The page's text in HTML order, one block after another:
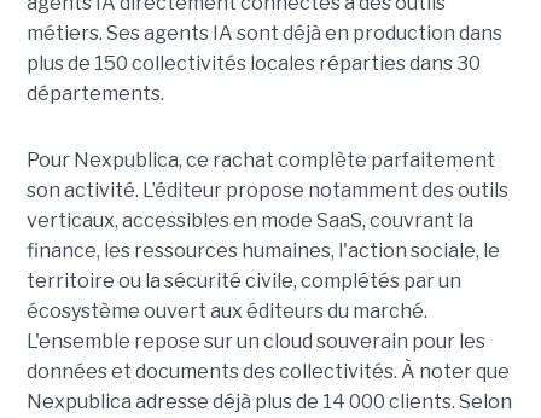
métiers. Ses agents IA sont déjà en production dans
plus de 150 collectivités locales réparties dans 30
départements.
Pour Nexpublica, ce rachat complète parfaitement
son activité. L’éditeur propose notamment des outils
verticaux, accessibles en mode SaaS, couvrant la
finance, les ressources humaines, l'action sociale, le
territoire ou la sécurité civile, complétés par un
écosystème ouvert aux éditeurs du marché.
L'ensemble repose sur un cloud souverain pour les
données et documents des collectivités. À noter que
Nexpublica adresse déjà plus de 14 000 clients. Selon